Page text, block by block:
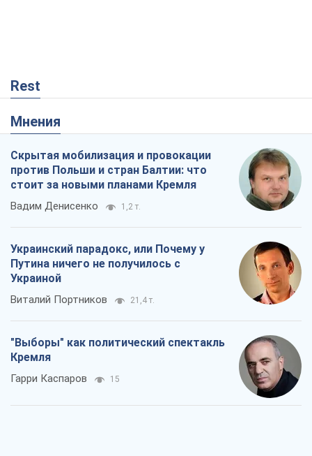
Rest
Мнения
Скрытая мобилизация и провокации
против Польши и стран Балтии: что
стоит за новыми планами Кремля
Вадим Денисенко 1,2 т.
Украинский парадокс, или Почему у
Путина ничего не получилось с
Украиной
Виталий Портников 21,4 т.
"Выборы" как политический спектакль
Кремля
Гарри Каспаров 15